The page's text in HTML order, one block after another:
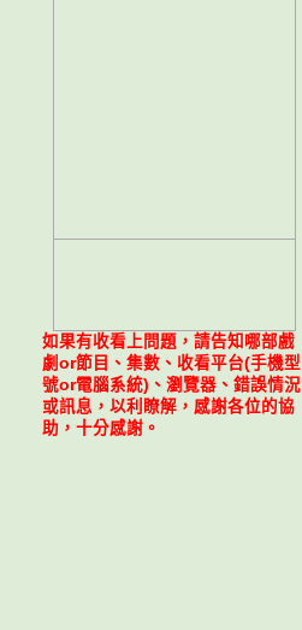
如果有收看上問題，請告知哪部戲
劇or節目、集數、收看平台(手機型
號or電腦系統)、瀏覽器、錯誤情況
或訊息，以利瞭解，感謝各位的協
助，十分感謝。